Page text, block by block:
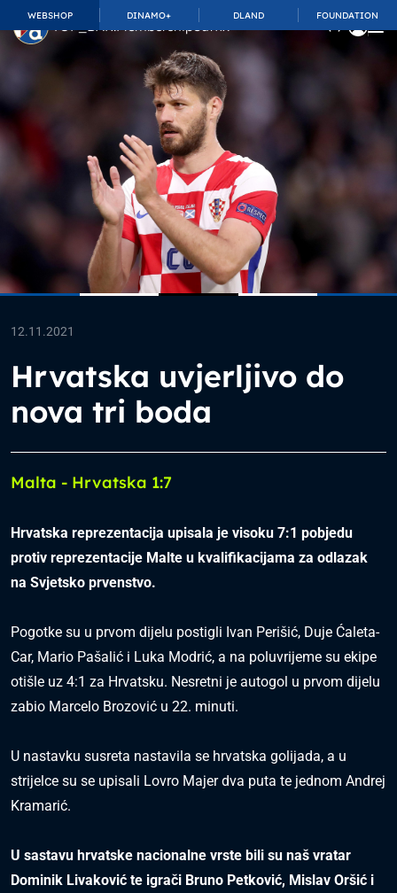
WEBSHOP DINAMO+ DLAND FOUNDATION
TOP_BAR.MembershipSuffix
12.11.2021
Hrvatska uvjerljivo do
nova tri boda
Malta - Hrvatska 1:7
Hrvatska reprezentacija upisala je visoku 7:1 pobjedu
protiv reprezentacije Malte u kvalifikacijama za odlazak
na Svjetsko prvenstvo.
Pogotke su u prvom dijelu postigli Ivan Perišić, Duje Ćaleta-
Car, Mario Pašalić i Luka Modrić, a na poluvrijeme su ekipe
otišle uz 4:1 za Hrvatsku. Nesretni je autogol u prvom dijelu
zabio Marcelo Brozović u 22. minuti.
U nastavku susreta nastavila se hrvatska golijada, a u
strijelce su se upisali Lovro Majer dva puta te jednom Andrej
Kramarić.
U sastavu hrvatske nacionalne vrste bili su naš vratar
Dominik Livaković te igrači Bruno Petković, Mislav Oršić i